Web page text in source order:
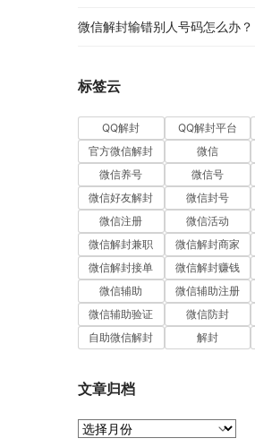
微信解封输错别人号码怎么办？
标签云
QQ解封 QQ解封平台
官方微信解封
微信
微信养号
微信号
微信好友解封
微信封号
微信注册
微信活动
微信解封兼职
微信解封商家
微信解封接单
微信解封赚钱
微信辅助
微信辅助注册
微信辅助验证
微信防封
自助微信解封
解封
文章归档
文